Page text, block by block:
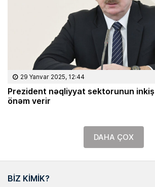
29 Yanvar 2025, 12:44
Prezident nəqliyyat sektorunun
önəm verir
DAHA ÇOX
BIZ KIMIK?